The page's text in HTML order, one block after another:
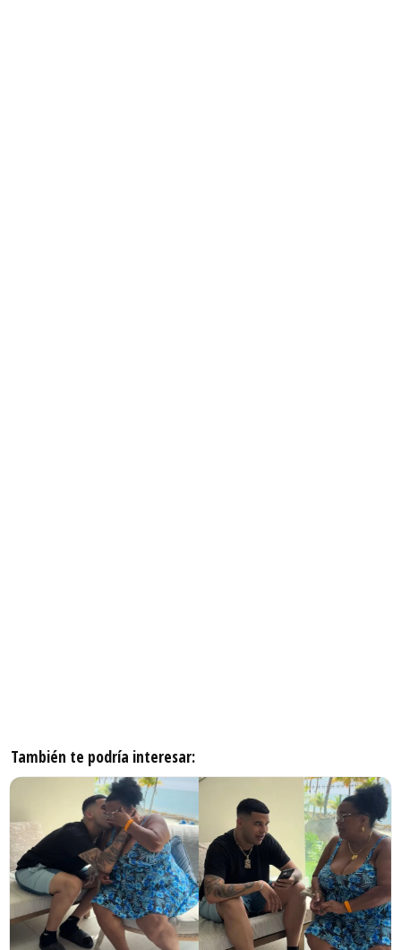
También te podría interesar: